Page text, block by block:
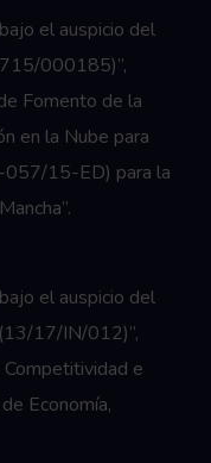
el auspicio del
000185)”,
Fomento de la
en la Nube para
057/15-ED) para la
el auspicio del
17/IN/012)”,
Competitividad e
Economía,